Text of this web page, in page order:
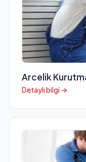
Arcelik
Detaylı bilgi →